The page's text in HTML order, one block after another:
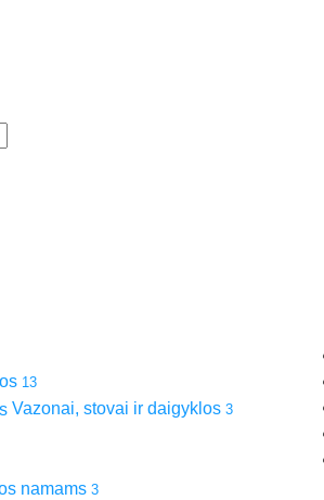
13
Vazonai, stovai ir daigyklos 3
namams 3